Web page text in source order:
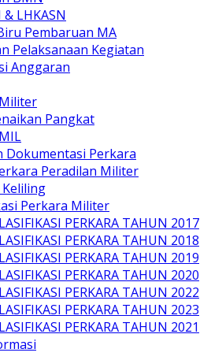
& LHKASN
Pembaruan MA
Pelaksanaan Kegiatan
Anggaran
Pangkat
Dokumentasi Perkara
Peradilan Militer
Perkara Militer
PERKARA TAHUN 2017
PERKARA TAHUN 2018
PERKARA TAHUN 2019
PERKARA TAHUN 2020
PERKARA TAHUN 2022
PERKARA TAHUN 2023
PERKARA TAHUN 2021